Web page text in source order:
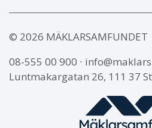
© 2026 MÄKLARSAMFUNDET
08-555 00 900 ∙
Luntmakargatan 26, 111 37